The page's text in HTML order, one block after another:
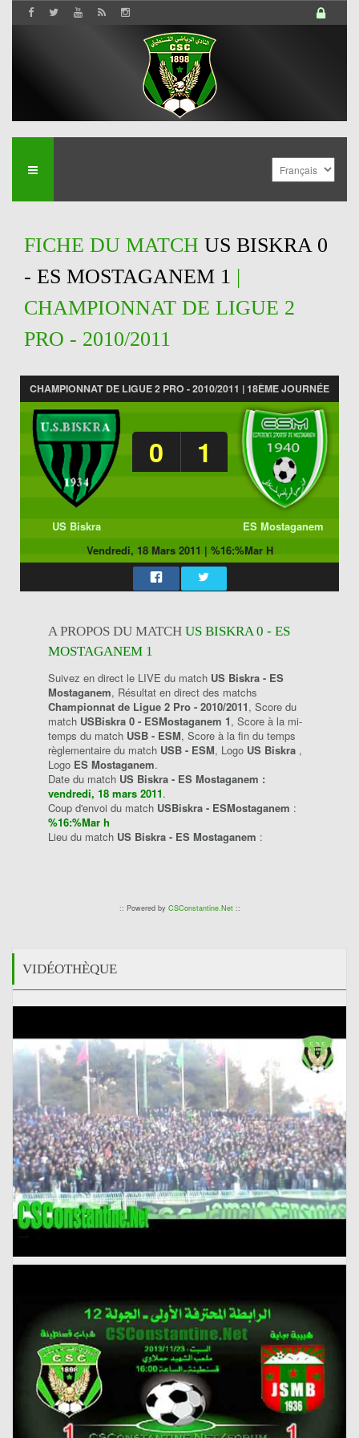
FICHE DU MATCH US BISKRA 0
- ES MOSTAGANEM 1 |
CHAMPIONNAT DE LIGUE 2
PRO - 2010/2011
CHAMPIONNAT DE LIGUE 2 PRO - 2010/2011 | 18ÈME JOURNÉE
0 1
US Biskra
ES Mostaganem
Vendredi, 18 Mars 2011 | %16:%Mar H
A PROPOS DU MATCH US BISKRA 0 - ES
MOSTAGANEM 1
Suivez en direct le LIVE du match US Biskra - ES
Mostaganem, Résultat en direct des matchs
Championnat de Ligue 2 Pro - 2010/2011, Score du
match USBiskra 0 - ESMostaganem 1, Score à la mi-
temps du match USB - ESM, Score à la fin du temps
règlementaire du match USB - ESM, Logo US Biskra ,
Logo ES Mostaganem.
Date du match US Biskra - ES Mostaganem :
vendredi, 18 mars 2011.
Coup d'envoi du match USBiskra - ESMostaganem :
%16:%Mar h
Lieu du match US Biskra - ES Mostaganem :
:: Powered by CSConstantine.Net::
VIDÉOTHÈQUE